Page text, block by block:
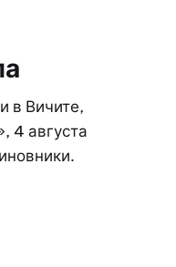
в Вичите,
4 августа